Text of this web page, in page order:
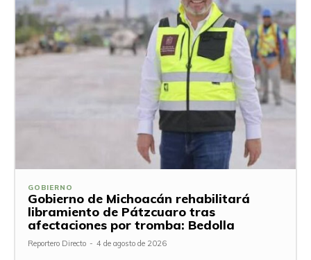
GOBIERNO
Gobierno de Michoacán rehabilitará
libramiento de Pátzcuaro tras
afectaciones por tromba: Bedolla
Reportero Directo - 4 de agosto de 2026